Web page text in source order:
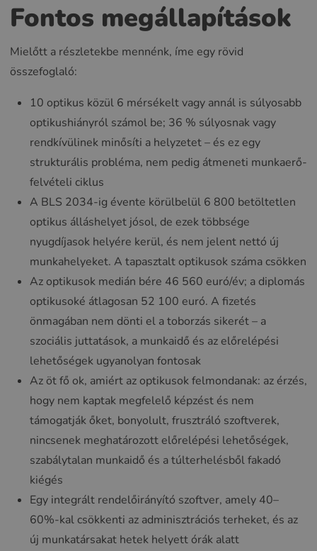
Fontos megállapítások
Mielőtt a részletekbe mennénk, íme egy rövid
összefoglaló:
10 optikus közül 6 mérsékelt vagy annál is súlyosabb
optikushiányról számol be; 36 % súlyosnak vagy
rendkívülinek minősíti a helyzetet – és ez egy
strukturális probléma, nem pedig átmeneti munkaerő-
felvételi ciklus
A BLS 2034-ig évente körülbelül 6 800 betöltetlen
optikus álláshelyet jósol, de ezek többsége
nyugdíjasok helyére kerül, és nem jelent nettó új
munkahelyeket. A tapasztalt optikusok száma csökken
Az optikusok medián bére 46 560 euró/év; a diplomás
optikusoké átlagosan 52 100 euró. A fizetés
önmagában nem dönti el a toborzás sikerét – a
szociális juttatások, a munkaidő és az előrelépési
lehetőségek ugyanolyan fontosak
Az öt fő ok, amiért az optikusok felmondanak: az érzés,
hogy nem kaptak megfelelő képzést és nem
támogatják őket, bonyolult, frusztráló szoftverek,
nincsenek meghatározott előrelépési lehetőségek,
szabálytalan munkaidő és a túlterhelésből fakadó
kiégés
Egy integrált rendelőirányító szoftver, amely 40–
60%-kal csökkenti az adminisztrációs terheket, és az
új munkatársakat hetek helyett órák alatt